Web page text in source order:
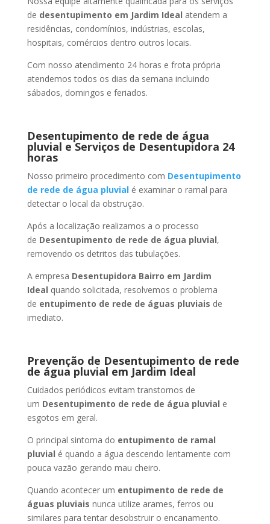
de desentupimento em Jardim Ideal atendem a
residências, condomínios, indústrias, escolas,
hospitais, comércios dentro outros locais.
Com nosso atendimento 24 horas e frota própria
atendemos todos os dias da semana incluindo
sábados, domingos e feriados.
Desentupimento de rede de água
pluvial e Serviços de Desentupidora 24
horas
Nosso primeiro procedimento com Desentupimento
de rede de água pluvialé examinar o ramal para
detectar o local da obstrução.
Após a localização realizamos a o processo
de Desentupimento de rede de água pluvial,
removendo os detritos das tubulações.
A empresa Desentupidora Bairro em Jardim
Ideal quando solicitada, resolvemos o problema
de entupimento de rede de águas pluviais de
imediato.
Prevenção de Desentupimento de rede
de água pluvial em Jardim Ideal
Cuidados periódicos evitam transtornos de
um Desentupimento de rede de água pluvial e
esgotos em geral.
O principal sintoma do entupimento de ramal
pluvial é quando a água descendo lentamente com
pouca vazão gerando mau cheiro.
Quando acontecer um entupimento de rede de
águas pluviais nunca utilize arames, ferros ou
similares para tentar desobstruir o encanamento.